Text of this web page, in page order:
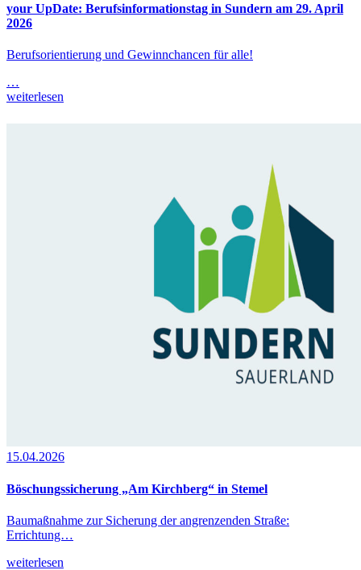
your UpDate: Berufsinformationstag in Sundern am 29. April
2026
Berufsorientierung und Gewinnchancen für alle!
…
weiterlesen
15.04.2026
Böschungssicherung „Am Kirchberg“ in Stemel
Baumaßnahme zur Sicherung der angrenzenden Straße:
Errichtung…
weiterlesen